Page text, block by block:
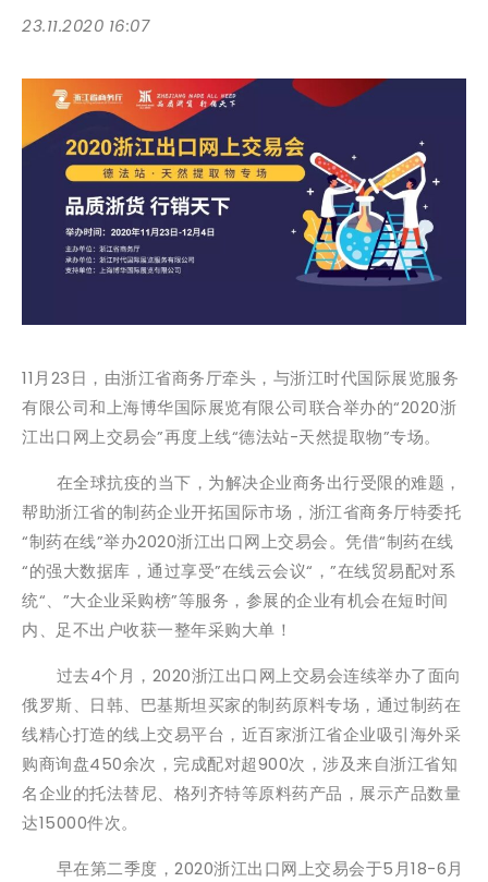
23.11.2020 16:07
11月23日，由浙江省商务厅牵头，与浙江时代国际展览服务
有限公司和上海博华国际展览有限公司联合举办的“2020浙
江出口网上交易会”再度上线“德法站-天然提取物”专场。
在全球抗疫的当下，为解决企业商务出行受限的难题，
帮助浙江省的制药企业开拓国际市场，浙江省商务厅特委托
“制药在线”举办2020浙江出口网上交易会。凭借“制药在线
“的强大数据库，通过享受”在线云会议“，”在线贸易配对系
统“、”大企业采购榜”等服务，参展的企业有机会在短时间
内、足不出户收获一整年采购大单！
过去4个月，2020浙江出口网上交易会连续举办了面向
俄罗斯、日韩、巴基斯坦买家的制药原料专场，通过制药在
线精心打造的线上交易平台，近百家浙江省企业吸引海外采
购商询盘450余次，完成配对超900次，涉及来自浙江省知
名企业的托法替尼、格列齐特等原料药产品，展示产品数量
达15000件次。
早在第二季度，2020浙江出口网上交易会于5月18-6月